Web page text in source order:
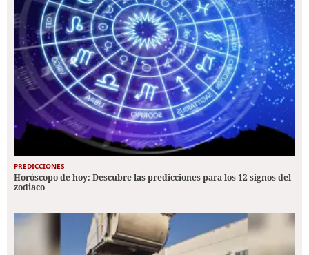
PREDICCIONES
Horóscopo de hoy: Descubre las predicciones para los 12 signos del
zodiaco